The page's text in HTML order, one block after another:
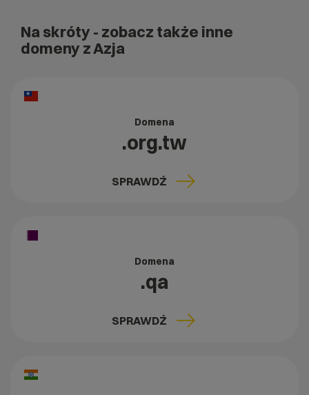
Na skróty - zobacz także inne
domeny z Azja
Domena
.org.tw
SPRAWDŹ
Domena
.qa
SPRAWDŹ